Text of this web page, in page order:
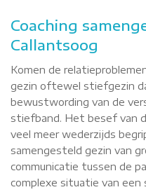
Coaching
Callantsoog
Komen de
gezin oftewel stiefgezin
bewustwording van de
stiefband. Het besef van
veel meer wederzijds
samengesteld gezin van
communicatie tussen de
complexe situatie van een